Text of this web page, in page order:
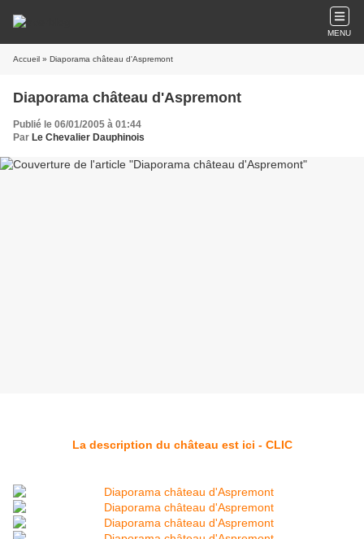
MENU
Accueil » Diaporama château d'Aspremont
Diaporama château d'Aspremont
Publié le 06/01/2005 à 01:44
Par Le Chevalier Dauphinois
La description du château est ici - CLIC